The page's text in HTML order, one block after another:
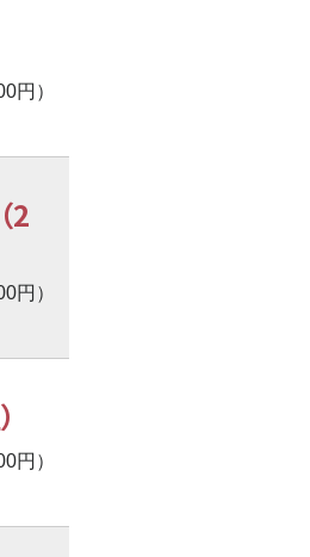
円）
2
円）
円）